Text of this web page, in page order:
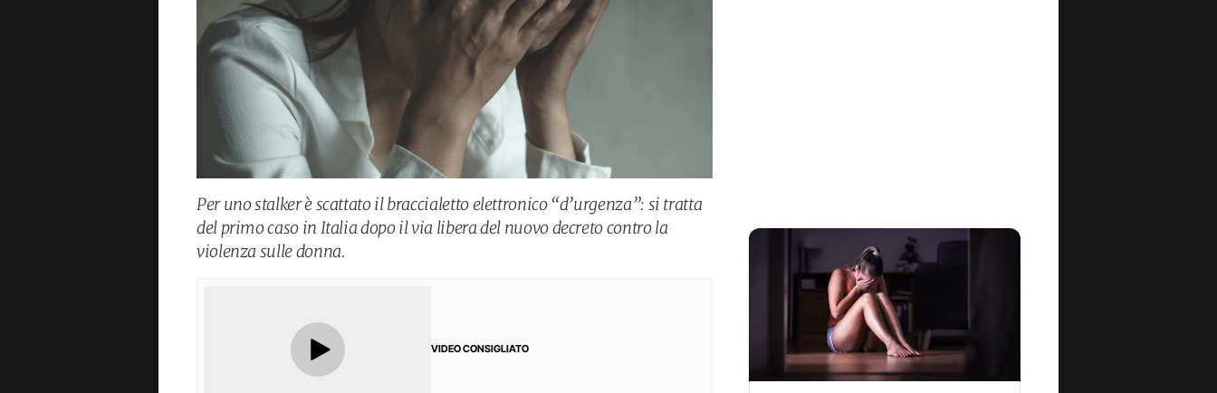
Per uno stalker è scattato il braccialetto elettronico “d’urgenza”: si tratta
del primo caso in Italia dopo il via libera del nuovo decreto contro la
violenza sulle donna.
VIDEO CONSIGLIATO